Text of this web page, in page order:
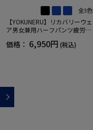
全3色
【YOKUNERU】リカバリーウェ
ア男女兼用ハーフパンツ疲労回
IX(R)【一般医療機器】SS～LLサ
価格： 6,950円 (税込)